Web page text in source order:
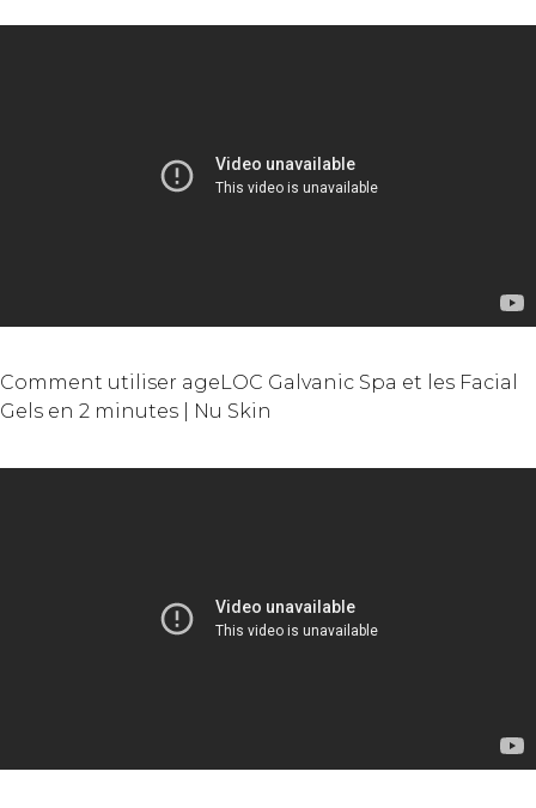
Comment utiliser ageLOC Galvanic Spa et les Facial
Gels en 2 minutes | Nu Skin